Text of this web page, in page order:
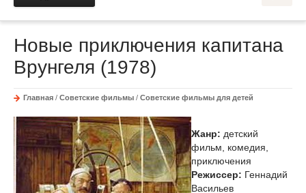
Новые приключения капитана
Врунгеля (1978)
Главная / Советские фильмы / Советские фильмы для детей
Жанр: детский
фильм, комедия,
приключения
Режиссер: Геннадий
Васильев